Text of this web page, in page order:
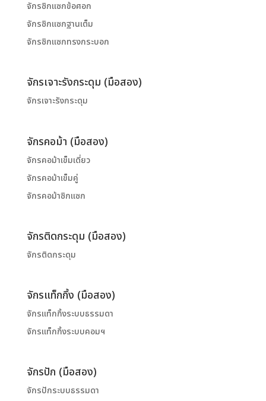
จักรซิกแซกข้อศอก
จักรซิกแซกฐานเต็ม
จักรซิกแซกทรงกระบอก
จักรเจาะรังกระดุม (มือสอง)
จักรเจาะรังกระดุม
จักรคอม้า (มือสอง)
จักรคอม้าเข็มเดี่ยว
จักรคอม้าเข็มคู่
จักรคอม้าซิกแซก
จักรติดกระดุม (มือสอง)
จักรติดกระดุม
จักรแท็กกิ้ง (มือสอง)
จักรแท็กกิ้งระบบธรรมดา
จักรแท็กกิ้งระบบคอมฯ
จักรปัก (มือสอง)
จักรปักระบบธรรมดา